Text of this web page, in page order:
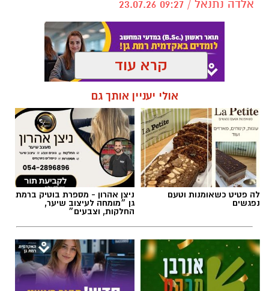
בעלי חיים
קרא עוד
אולי יעניין אותך גם
לה פטיט כשאומנות וטעם
נפגשים
ניצן אהרון - מספרת בוטיק ברמת
גן ״מומחה לעיצוב שיער,
החלקות, וצבעים״
קפיצה קטנה קנייה גדולה:
הסופר השכונתי שמביא את כוח
הרשתות הגדולות לרמת גן
חדש - תואר ראשון במערכות
מידע בשנתיים בלבד